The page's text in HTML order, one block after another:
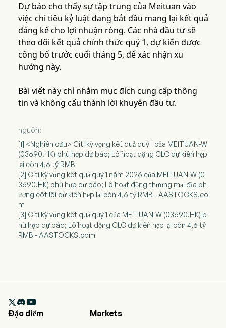
Dự báo cho thấy sự tập trung của Meituan vào
việc chi tiêu kỷ luật đang bắt đầu mang lại kết quả
đáng kể cho lợi nhuận ròng. Các nhà đầu tư sẽ
theo dõi kết quả chính thức quý 1, dự kiến được
công bố trước cuối tháng 5, để xác nhận xu
hướng này.
Bài viết này chỉ nhằm mục đích cung cấp thông
tin và không cấu thành lời khuyên đầu tư.
nguồn:
[1] <Nghiên cứu> Citi kỳ vọng kết quả quý 1 của MEITUAN-W
(03690.HK) phù hợp dự báo; Lỗ hoạt động CLC dự kiến hẹp
lại còn 4,6 tỷ RMB
[2] Citi kỳ vọng kết quả quý 1 năm 2026 của MEITUAN-W (0
3690.HK) phù hợp dự báo; Lỗ hoạt động thương mại địa ph
ương cốt lõi dự kiến hẹp lại còn 4,6 tỷ RMB - AASTOCKS.co
m
[3] Citi kỳ vọng kết quả quý 1 của MEITUAN-W (03690.HK) p
hù hợp dự báo; Lỗ hoạt động CLC dự kiến hẹp lại còn 4,6 tỷ
RMB - AASTOCKS.com

Đặc điểm
Markets